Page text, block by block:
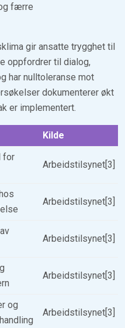
færre
gir ansatte trygghet til
oppfordrer til dialog,
har nulltoleranse mot
dokumenterer økt
er implementert.
Kilde
for
Arbeidstilsynet[3]
Arbeidstilsynet[3]
Arbeidstilsynet[3]
Arbeidstilsynet[3]
og
Arbeidstilsynet[3]